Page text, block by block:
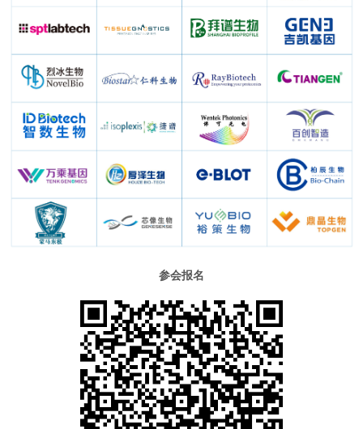
参会报名